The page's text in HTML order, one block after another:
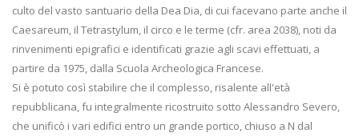
culto del vasto santuario della Dea Dia, di cui facevano parte anche il
Caesareum, il Tetrastylum, il circo e le terme (cfr. area 2038), noti da
rinvenimenti epigrafici e identificati grazie agli scavi effettuati, a
partire da 1975, dalla Scuola Archeologica Francese.
Si è potuto così stabilire che il complesso, risalente all'età
repubblicana, fu integralmente ricostruito sotto Alessandro Severo,
che unificò i vari edifici entro un grande portico, chiuso a N dal